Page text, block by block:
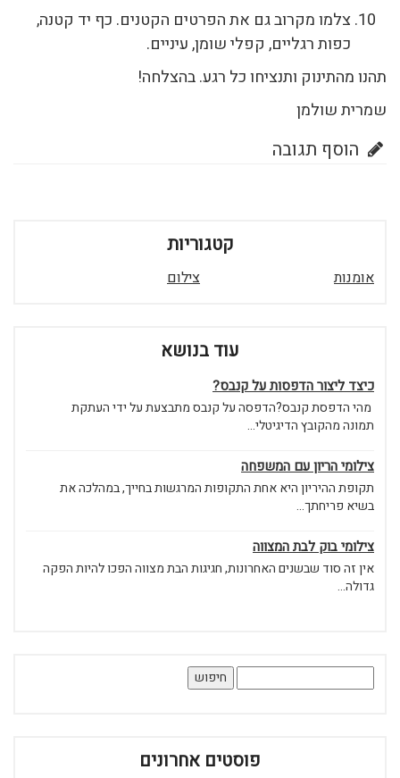
צלמו מקרוב גם את הפרטים הקטנים. כף יד קטנה,
כפות רגליים, קפלי שומן, עיניים.
תהנו מהתינוק ותנציחו כל רגע. בהצלחה!
שמרית שולמן
הוסף תגובה
קטגוריות
אומנות צילום
עוד בנושא
כיצד ליצור הדפסות על קנבס?
מהי הדפסת קנבס?הדפסה על קנבס מתבצעת על ידי העתקת
תמונה מהקובץ הדיגיטלי...
צילומי הריון עם המשפחה
תקופת ההיריון היא אחת התקופות המרגשות בחייך, במהלכה את
בשיא פריחתך...
צילומי בוק לבת המצווה
אין זה סוד שבשנים האחרונות, חגיגות הבת מצווה הפכו להיות הפקה
גדולה...
חיפוש:
פוסטים אחרונים